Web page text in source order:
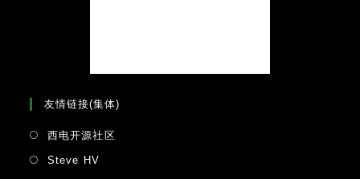
友情链接(集体)
西电开源社区Opens
Steve HV